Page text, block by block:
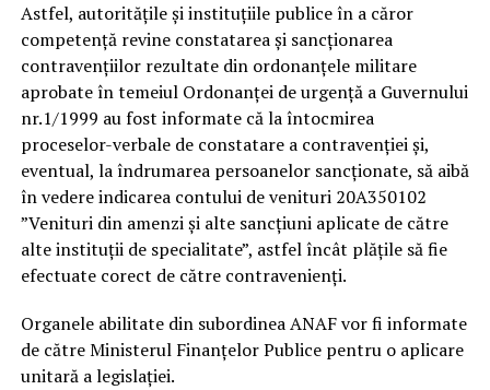
Astfel, autoritățile și instituțiile publice în a căror
competență revine constatarea și sancționarea
contravențiilor rezultate din ordonanțele militare
aprobate în temeiul Ordonanței de urgență a Guvernului
nr.1/1999 au fost informate că la întocmirea
proceselor-verbale de constatare a contravenției și,
eventual, la îndrumarea persoanelor sancționate, să aibă
în vedere indicarea contului de venituri 20A350102
”Venituri din amenzi și alte sancțiuni aplicate de către
alte instituții de specialitate”, astfel încât plățile să fie
efectuate corect de către contravenienți.
Organele abilitate din subordinea ANAF vor fi informate
de către Ministerul Finanțelor Publice pentru o aplicare
unitară a legislației.